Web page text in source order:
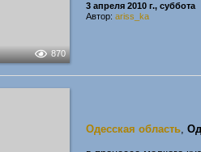
870
3 апреля 2010 г., суббота
Автор: ariss_ka
Одесская область,